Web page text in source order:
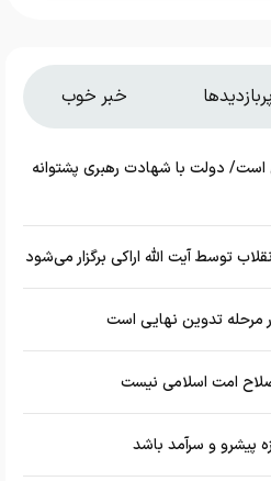
پربازدیدها خبر خوب
دولت با شهادت رهبری پشتوانه
توسط آیت الله اراکی برگزار می‌شود
مرحله تدوین نهایی است
صلاح امت اسلامی نیست
پیشرو و سرآمد باشد